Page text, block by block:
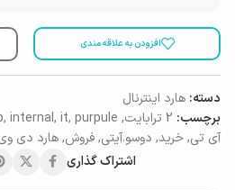
افزودن به علاقه مندی
دسته: هارد اینترنال
برچسب: 2 ترابایت ,
, internal, it, purpule
آی تی,خرید, دوسو.آیتی,فروش,هارد دی وی
اشتراک گذاری